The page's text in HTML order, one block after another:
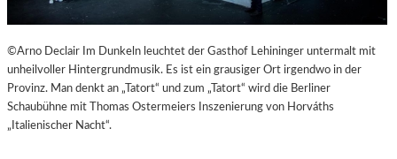
©Arno Declair Im Dunkeln leuchtet der Gasthof Lehininger untermalt mit
unheilvoller Hintergrundmusik. Es ist ein grausiger Ort irgendwo in der
Provinz. Man denkt an „Tatort“ und zum „Tatort“ wird die Berliner
Schaubühne mit Thomas Ostermeiers Inszenierung von Horváths
„Italienischer Nacht“.